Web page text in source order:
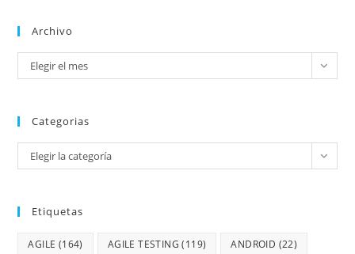
Archivo
Elegir el mes
Categorias
Elegir la categoría
Etiquetas
AGILE (164) AGILE TESTING (119) ANDROID (22)